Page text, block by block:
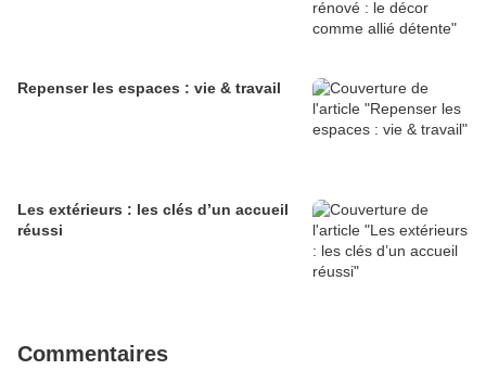
Repenser les espaces : vie & travail
Les extérieurs : les clés d’un accueil
réussi
Commentaires